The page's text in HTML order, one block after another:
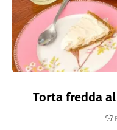
Torta fredda